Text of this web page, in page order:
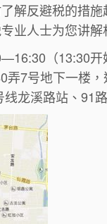
解反避税的措
业人士为您讲
（13:30开
7号地下一楼，
龙溪路站、91路